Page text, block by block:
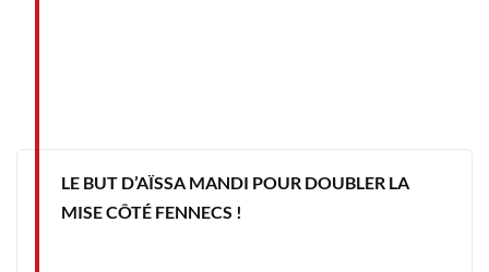
LE BUT D’AÏSSA MANDI POUR DOUBLER LA
MISE CÔTÉ FENNECS !